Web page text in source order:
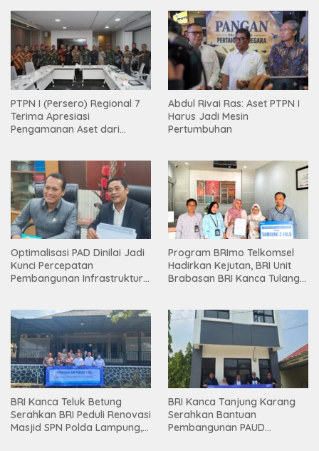
PTPN I (Persero) Regional 7
Terima Apresiasi
Pengamanan Aset dari
Abdul Rivai Ras: Aset PTPN I
Harus Jadi Mesin
Pertumbuhan
Optimalisasi PAD Dinilai Jadi
Kunci Percepatan
Pembangunan Infrastruktur
Program BRImo Telkomsel
Hadirkan Kejutan, BRI Unit
Brabasan BRI Kanca Tulang
Mesuji
BRI Kanca Teluk Betung
Serahkan BRI Peduli Renovasi
Masjid SPN Polda Lampung,
BRI Kanca Tanjung Karang
Serahkan Bantuan
Pembangunan PAUD